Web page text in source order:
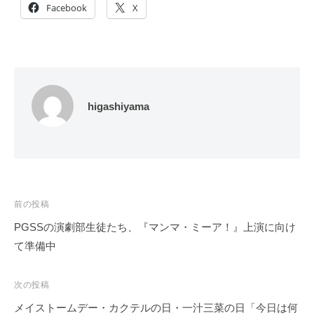
Facebook X
higashiyama
投
稿
ナ
ゲ
ー
前の投稿
PGSSの演劇部生徒たち、『マンマ・ミーア！』上演に向け
て準備中
次の投稿
メイストームデー・カクテルの日・一汁三菜の日「今日は何